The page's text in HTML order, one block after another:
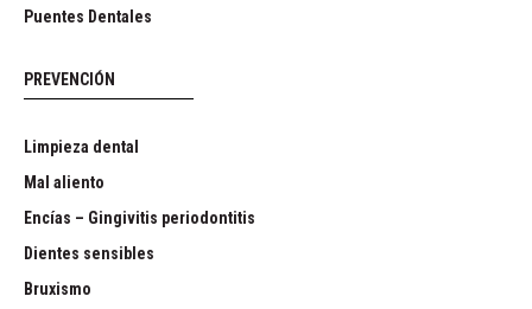
Puentes Dentales
PREVENCIÓN
Limpieza dental
Mal aliento
Encías – Gingivitis periodontitis
Dientes sensibles
Bruxismo